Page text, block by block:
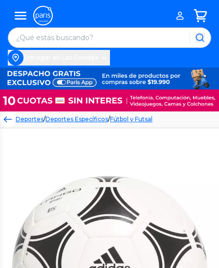
Deportes/Deportes Específicos/Fútbol y Futsal